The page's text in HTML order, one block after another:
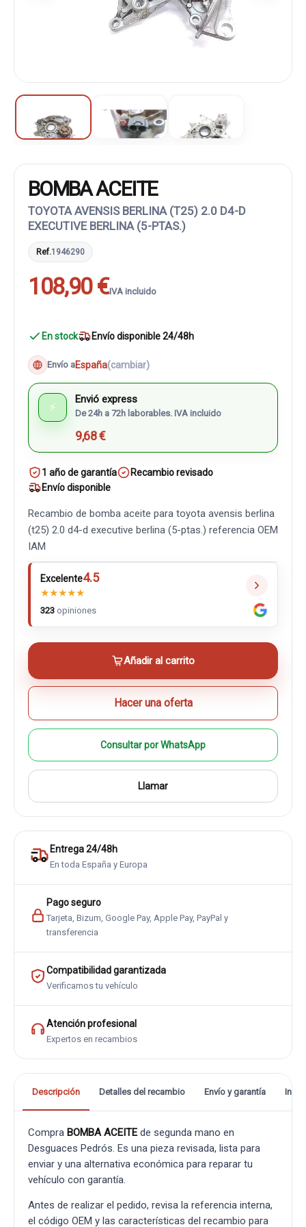
BOMBA ACEITE
TOYOTA AVENSIS BERLINA (T25) 2.0 D4-D
EXECUTIVE BERLINA (5-PTAS.)
Ref.1946290
108,90 €IVA incluido
En stock Envío disponible 24/48h
Envío aEspaña(cambiar)
⚡
Envió express
De 24h a 72h laborables. IVA incluido
9,68 €
1 año de garantía
Recambio revisado
Envío disponible
Recambio de bomba aceite para toyota avensis berlina
(t25) 2.0 d4-d executive berlina (5-ptas.) referencia OEM
IAM
Excelente4.5
★★★★★
323 opiniones
Añadir al carrito
Hacer una oferta
Consultar por WhatsApp
Llamar
Entrega 24/48h
En toda España y Europa
Pago seguro
Tarjeta, Bizum, Google Pay, Apple Pay, PayPal y
transferencia
Compatibilidad garantizada
Verificamos tu vehículo
Atención profesional
Expertos en recambios
Descripción Detalles del recambio Envío y garantía
Compra BOMBA ACEITE de segunda mano en
Desguaces Pedrós. Es una pieza revisada, lista para
enviar y una alternativa económica para reparar tu
vehículo con garantía.
Antes de realizar el pedido, revisa la referencia interna,
el código OEM y las características del recambio para